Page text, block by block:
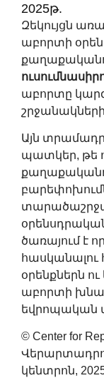
2025թ.
Զեկույցն
աբորտի
աբորտը
Այն
պատկեր, թե
ծառայում է
հասկանալու
օրենքներն
աբորտի
եվրոպական
© Center for
կենտրոն,